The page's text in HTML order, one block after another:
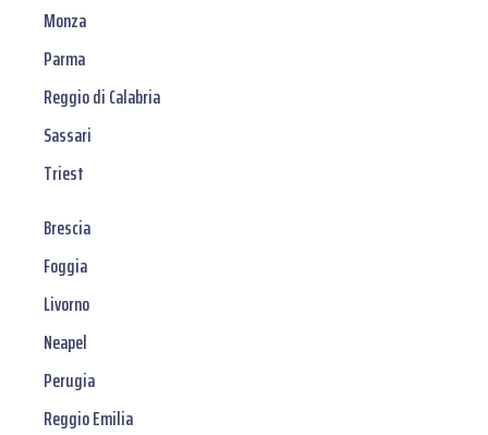
Monza
Parma
Reggio di Calabria
Sassari
Triest
Brescia
Foggia
Livorno
Neapel
Perugia
Reggio Emilia